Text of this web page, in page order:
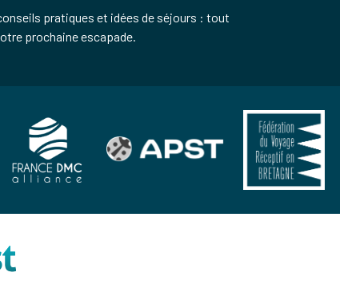
pratiques et idées de séjours : tout
prochaine escapade.